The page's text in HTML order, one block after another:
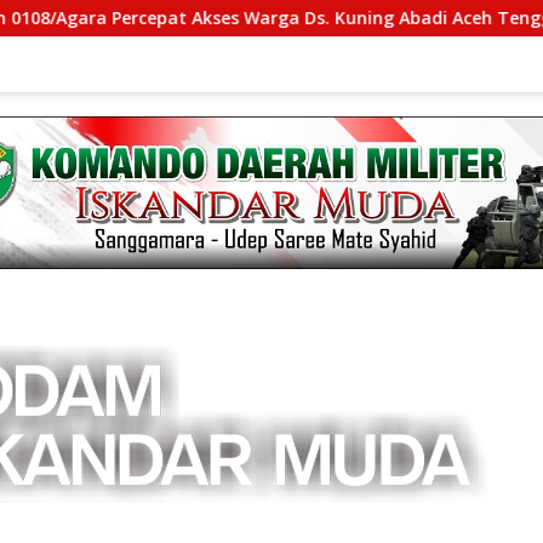
Warga Ds. Kuning Abadi Aceh Tenggara Kasdam